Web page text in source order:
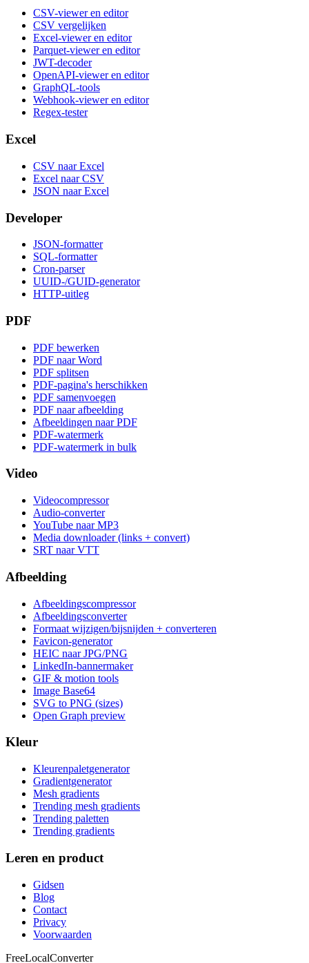
CSV-viewer en editor
CSV vergelijken
Excel-viewer en editor
Parquet-viewer en editor
JWT-decoder
OpenAPI-viewer en editor
GraphQL-tools
Webhook-viewer en editor
Regex-tester
Excel
CSV naar Excel
Excel naar CSV
JSON naar Excel
Developer
JSON-formatter
SQL-formatter
Cron-parser
UUID-/GUID-generator
HTTP-uitleg
PDF
PDF bewerken
PDF naar Word
PDF splitsen
PDF-pagina's herschikken
PDF samenvoegen
PDF naar afbeelding
Afbeeldingen naar PDF
PDF-watermerk
PDF-watermerk in bulk
Video
Videocompressor
Audio-converter
YouTube naar MP3
Media downloader (links + convert)
SRT naar VTT
Afbeelding
Afbeeldingscompressor
Afbeeldingsconverter
Formaat wijzigen/bijsnijden + converteren
Favicon-generator
HEIC naar JPG/PNG
LinkedIn-bannermaker
GIF & motion tools
Image Base64
SVG to PNG (sizes)
Open Graph preview
Kleur
Kleurenpaletgenerator
Gradientgenerator
Mesh gradients
Trending mesh gradients
Trending paletten
Trending gradients
Leren en product
Gidsen
Blog
Contact
Privacy
Voorwaarden
FreeLocalConverter